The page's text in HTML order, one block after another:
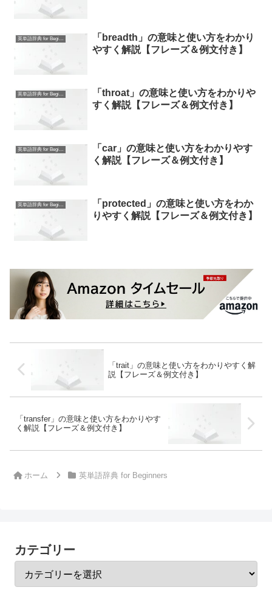
英単語辞典 for Beginners
「breadth」の意味と使い方をわかり
やすく解説【フレーズ＆例文付き】
英単語辞典 for Beginners
「throat」の意味と使い方をわかりや
すく解説【フレーズ＆例文付き】
英単語辞典 for Beginners
「car」の意味と使い方をわかりやす
く解説【フレーズ＆例文付き】
英単語辞典 for Beginners
「protected」の意味と使い方をわか
りやすく解説【フレーズ＆例文付き】
「trait」の意味と使い方をわかりやすく解
説【フレーズ＆例文付き】
「transfer」の意味と使い方をわかりやす
く解説【フレーズ＆例文付き】
ホーム 英単語辞典 for Beginners
カテゴリー